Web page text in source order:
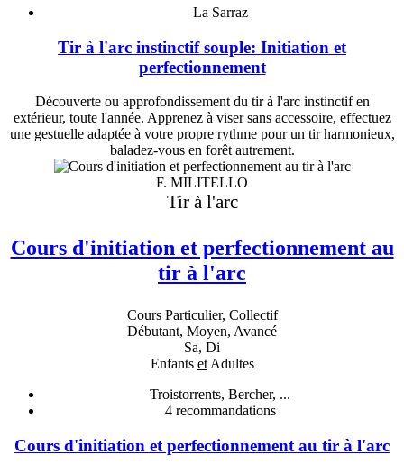
La Sarraz
Tir à l'arc instinctif souple: Initiation et
perfectionnement
Découverte ou approfondissement du tir à l'arc instinctif en
extérieur, toute l'année. Apprenez à viser sans accessoire, effectuez
une gestuelle adaptée à votre propre rythme pour un tir harmonieux,
baladez-vous en forêt autrement.
F. MILITELLO
Tir à l'arc
Cours d'initiation et perfectionnement au
tir à l'arc
Cours Particulier, Collectif
Débutant, Moyen, Avancé
Sa, Di
Enfants etAdultes
Troistorrents, Bercher, ...
4recommandations
Cours d'initiation et perfectionnement au tir à l'arc